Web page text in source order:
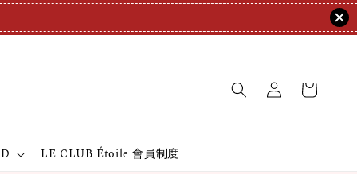
LE CLUB Étoile 會員制度